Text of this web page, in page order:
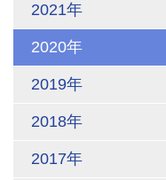
2021年
2020年
2019年
2018年
2017年